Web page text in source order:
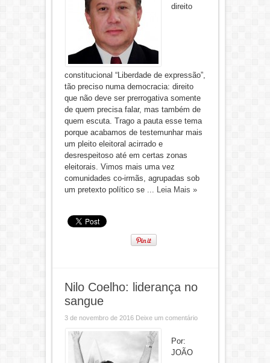
direito
constitucional “Liberdade de expressão”,
tão preciso numa democracia: direito
que não deve ser prerrogativa somente
de quem precisa falar, mas também de
quem escuta. Trago a pauta esse tema
porque acabamos de testemunhar mais
um pleito eleitoral acirrado e
desrespeitoso até em certas zonas
eleitorais. Vimos mais uma vez
comunidades co-irmãs, agrupadas sob
um pretexto político se ... Leia Mais »
Nilo Coelho: liderança no
sangue
3 de novembro de 2016 Deixe um comentário
Por:
JOÃO